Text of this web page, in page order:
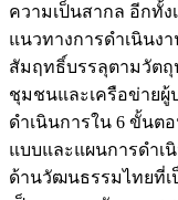
ความเป็นสากล อีกทั้
แนวทางการดำเนินง
สัมฤทธิ์บรรลุตามวัตถุ
ชุมชนและเครือข่ายผู้
ดำเนินการใน 6 ขั้นต
แบบและแผนการดำเ
ด้านวัฒนธรรมไทยที่เ